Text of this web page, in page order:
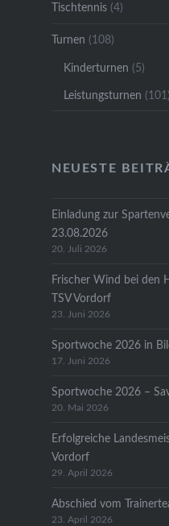
Tischtennis(4)
Turnen (108)
Kinderturnen (5)
Leistungsturnen (101)
NEUESTE
Einladung zur
23.08.2026
20. Juli 2026
Frischer Wind bei den
TSV Vordorf
23. Juni 2026
Sportwoche 2026 in
17. Juni 2026
Sportwoche 2026 –
20. Mai 2026
Erfolgreiche
Vordorf
29. April 2026
Abschied vom
23. April 2026